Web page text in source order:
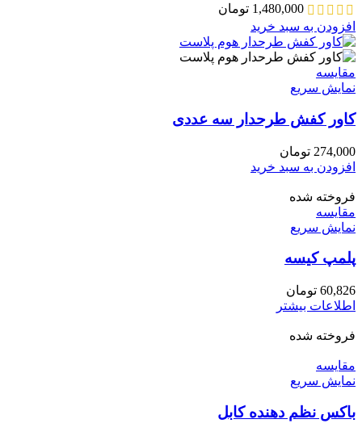
1,480,000 تومان
افزودن به سبد خرید
مقايسه
نمایش سریع
کاور کفش طرحدار سه عددی
274,000 تومان
افزودن به سبد خرید
فروخته شده
مقايسه
نمایش سریع
پلمپ کیسه
60,826 تومان
اطلاعات بیشتر
فروخته شده
مقايسه
نمایش سریع
باکس نظم دهنده کابل